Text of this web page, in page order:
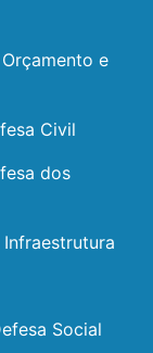
e
Civil
dos
Social